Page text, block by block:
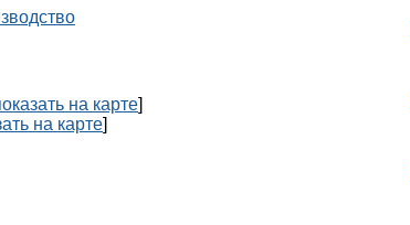
на карте]
на карте]